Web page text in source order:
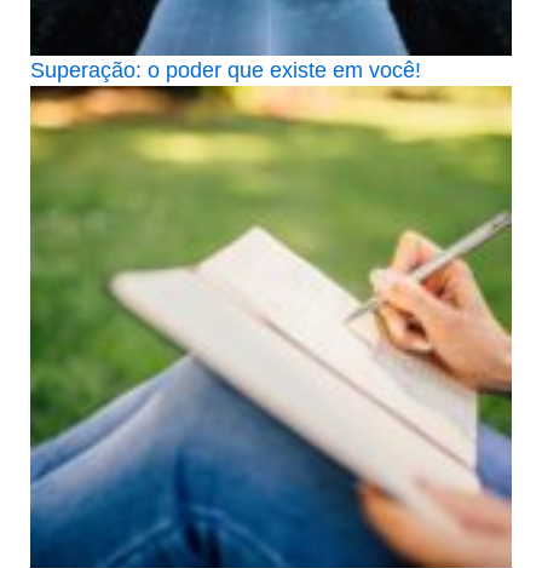
Superação: o poder que existe em você!